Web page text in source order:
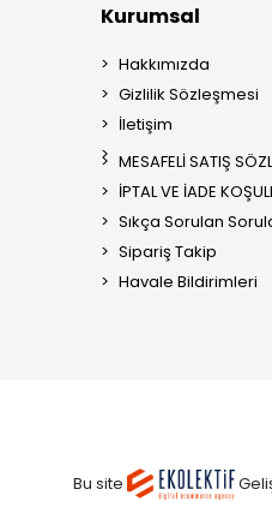
Kurumsal
Hakkımızda
Gizlilik Sözleşmesi
İletişim
MESAFELİ SATIŞ
İPTAL VE İADE
Sıkça Sorulan
Sipariş Takip
Havale Bildirimleri
Bu site